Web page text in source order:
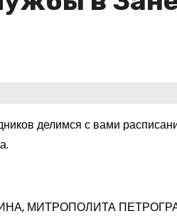
делимся с вами
МИТРОПОЛИТА